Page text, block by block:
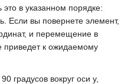
в указанном порядке:
Если вы повернете элемент,
и перемещение в
к ожидаемому
градусов вокруг оси у,